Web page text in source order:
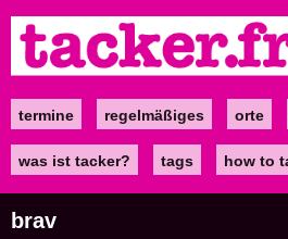
zum
Inhalt
Maintermine regelmäßiges orte
was ist tacker? tags how to
brav